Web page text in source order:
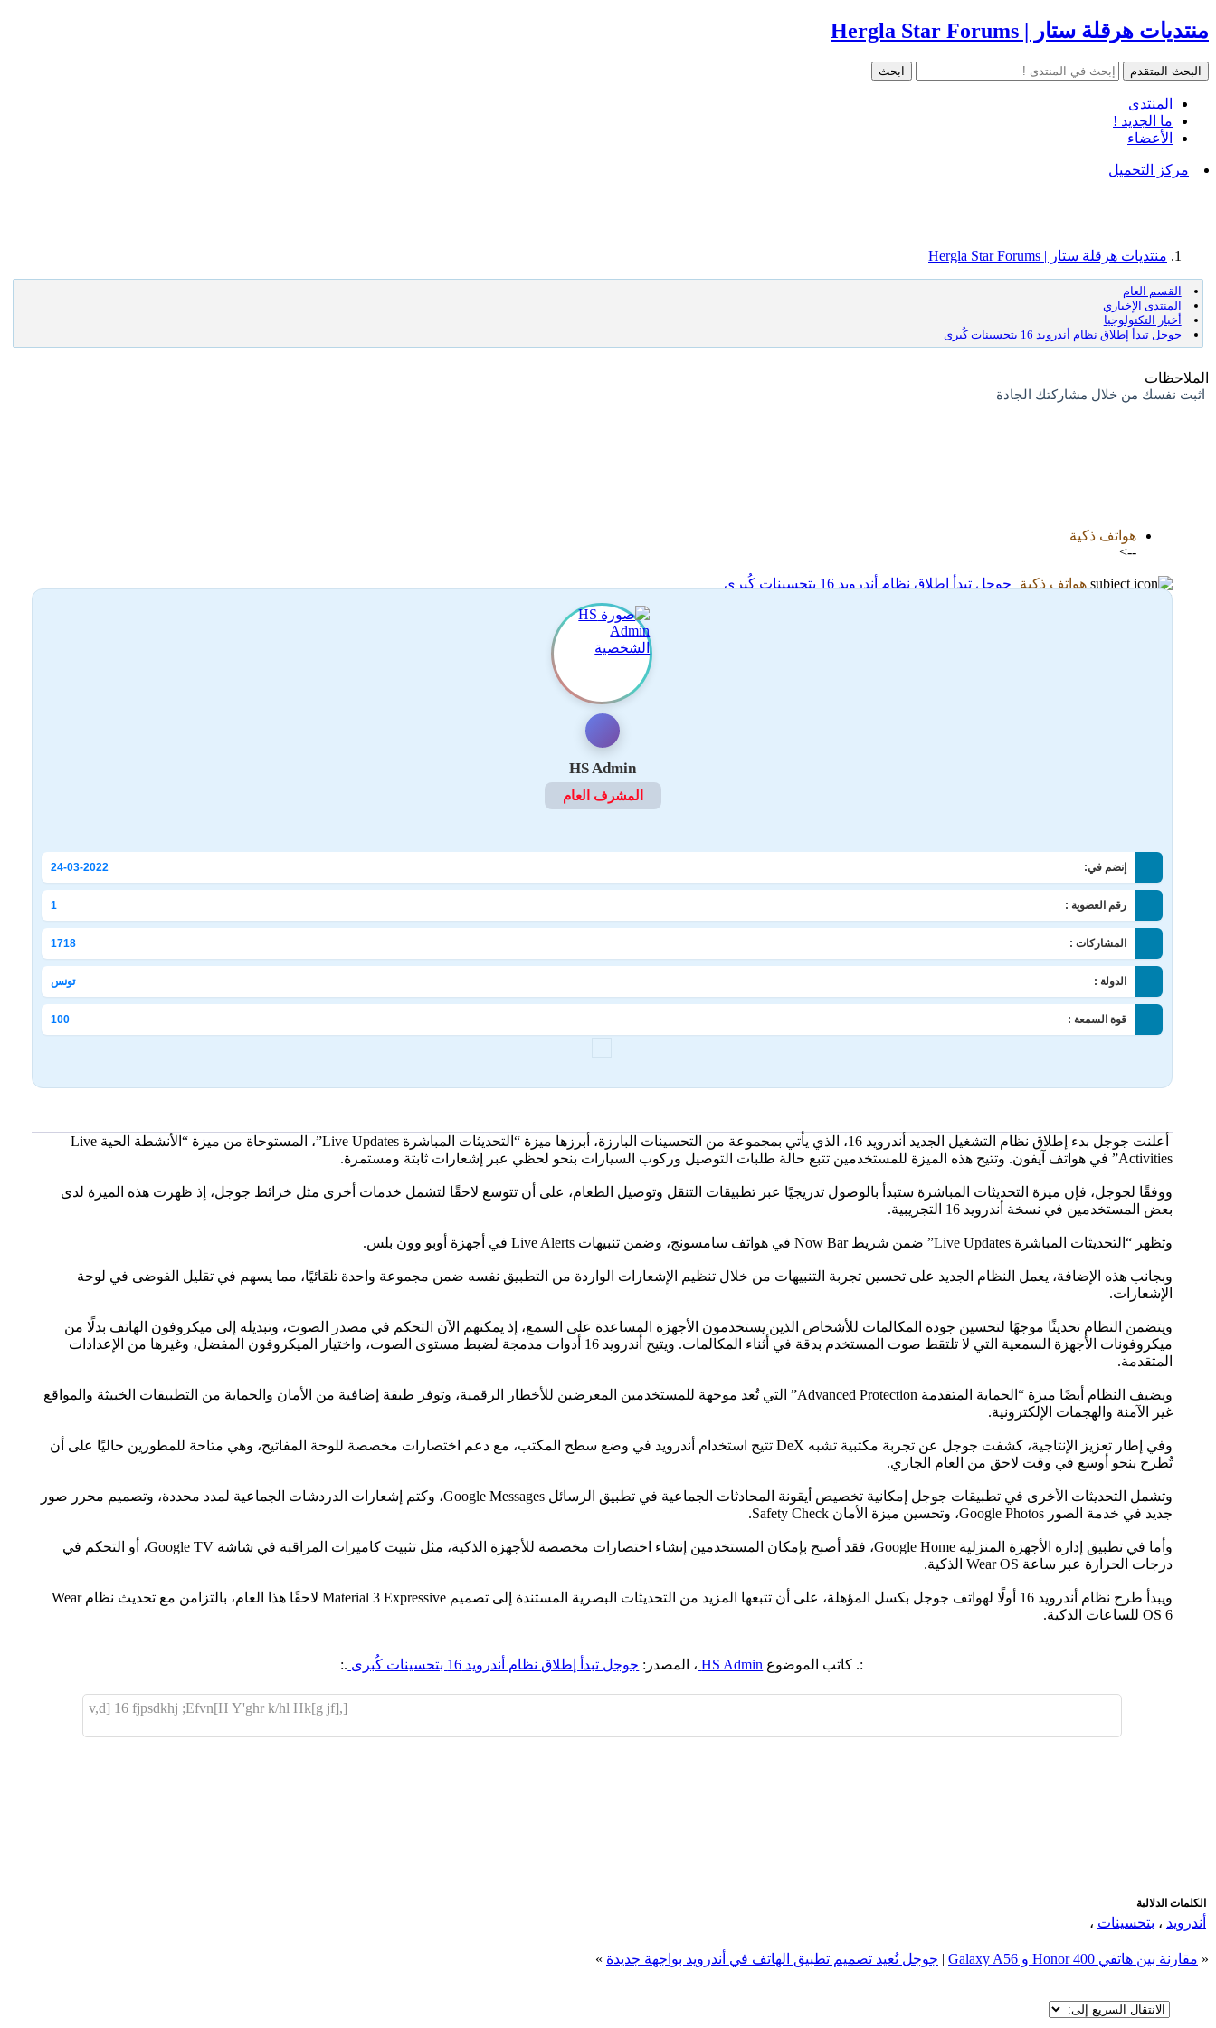
منتديات هرقلة ستار | Hergla Star Forums
المنتدى
ما الجديد !
الأعضاء
مركز التحميل
منتديات هرقلة ستار | Hergla Star Forums
القسم العام
المنتدى الإخباري
أخبار التكنولوجيا
جوجل تبدأ إطلاق نظام أندرويد 16 بتحسينات كُبرى
الملاحظات
اثبت نفسك من خلال مشاركتك الجادة
هواتف ذكية
-->
هواتف ذكية
جوجل تبدأ إطلاق نظام أندرويد 16 بتحسينات كُبرى
11-06-2025 22:27
HS Admin
المشرف العام
إنضم في: 24-03-2022
رقم العضوية : 1
المشاركات : 1718
الدولة : تونس
قوة السمعة : 100
أعلنت جوجل بدء إطلاق نظام التشغيل الجديد أندرويد 16، الذي يأتي بمجموعة من التحسينات البارزة، أبرزها ميزة “التحديثات المباشرة Live Updates”، المستوحاة من ميزة “الأنشطة الحية Live
Activities” في هواتف آيفون. وتتيح هذه الميزة للمستخدمين تتبع حالة طلبات التوصيل وركوب السيارات بنحو لحظي عبر إشعارات ثابتة ومستمرة.
ووفقًا لجوجل، فإن ميزة التحديثات المباشرة ستبدأ بالوصول تدريجيًا عبر تطبيقات التنقل وتوصيل الطعام، على أن تتوسع لاحقًا لتشمل خدمات أخرى مثل خرائط جوجل، إذ ظهرت هذه الميزة لدى
بعض المستخدمين في نسخة أندرويد 16 التجريبية.
وتظهر “التحديثات المباشرة Live Updates” ضمن شريط Now Bar في هواتف سامسونج، وضمن تنبيهات Live Alerts في أجهزة أوبو وون بلس.
وبجانب هذه الإضافة، يعمل النظام الجديد على تحسين تجربة التنبيهات من خلال تنظيم الإشعارات الواردة من التطبيق نفسه ضمن مجموعة واحدة تلقائيًا، مما يسهم في تقليل الفوضى في لوحة
الإشعارات.
ويتضمن النظام تحديثًا موجهًا لتحسين جودة المكالمات للأشخاص الذين يستخدمون الأجهزة المساعدة على السمع، إذ يمكنهم الآن التحكم في مصدر الصوت، وتبديله إلى ميكروفون الهاتف بدلًا من
ميكروفونات الأجهزة السمعية التي لا تلتقط صوت المستخدم بدقة في أثناء المكالمات. ويتيح أندرويد 16 أدوات مدمجة لضبط مستوى الصوت، واختيار الميكروفون المفضل، وغيرها من الإعدادات
المتقدمة.
ويضيف النظام أيضًا ميزة “الحماية المتقدمة Advanced Protection” التي تُعد موجهة للمستخدمين المعرضين للأخطار الرقمية، وتوفر طبقة إضافية من الأمان والحماية من التطبيقات الخبيثة والمواقع
غير الآمنة والهجمات الإلكترونية.
وفي إطار تعزيز الإنتاجية، كشفت جوجل عن تجربة مكتبية تشبه DeX تتيح استخدام أندرويد في وضع سطح المكتب، مع دعم اختصارات مخصصة للوحة المفاتيح، وهي متاحة للمطورين حاليًا على أن
تُطرح بنحو أوسع في وقت لاحق من العام الجاري.
وتشمل التحديثات الأخرى في تطبيقات جوجل إمكانية تخصيص أيقونة المحادثات الجماعية في تطبيق الرسائل Google Messages، وكتم إشعارات الدردشات الجماعية لمدد محددة، وتصميم محرر صور
جديد في خدمة الصور Google Photos، وتحسين ميزة الأمان Safety Check.
وأما في تطبيق إدارة الأجهزة المنزلية Google Home، فقد أصبح بإمكان المستخدمين إنشاء اختصارات مخصصة للأجهزة الذكية، مثل تثبيت كاميرات المراقبة في شاشة Google TV، أو التحكم في
درجات الحرارة عبر ساعة Wear OS الذكية.
ويبدأ طرح نظام أندرويد 16 أولًا لهواتف جوجل بكسل المؤهلة، على أن تتبعها المزيد من التحديثات البصرية المستندة إلى تصميم Material 3 Expressive لاحقًا هذا العام، بالتزامن مع تحديث نظام Wear
OS 6 للساعات الذكية.
:. كاتب الموضوع HS Admin ، المصدر: جوجل تبدأ إطلاق نظام أندرويد 16 بتحسينات كُبرى .:
[,[g jf]H Y'ghr k/hl Hk]v,d] 16 fjpsdkhj ;Efvn
الكلمات الدلالية
أندرويد ، بتحسينات ،
« مقارنة بين هاتفي Honor 400 و Galaxy A56 | جوجل تُعيد تصميم تطبيق الهاتف في أندرويد بواجهة جديدة »